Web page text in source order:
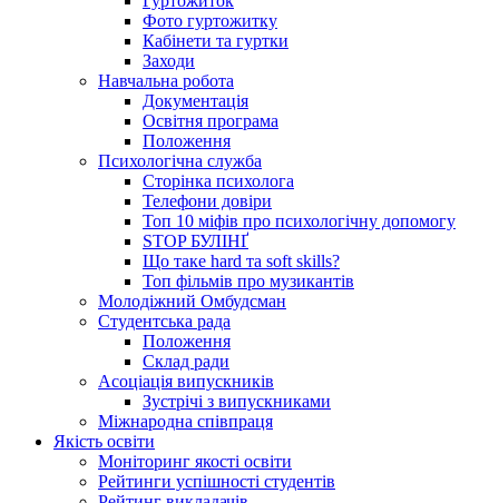
Фото гуртожитку
Кабінети та гуртки
Заходи
Навчальна робота
Документація
Освітня програма
Положення
Психологічна служба
Сторінка психолога
Телефони довіри
Топ 10 міфів про психологічну допомогу
STOP БУЛІНҐ
Що таке hard та soft skills?
Топ фільмів про музикантів
Молодіжний Омбудсман
Студентська рада
Положення
Склад ради
Асоціація випускників
Зустрічі з випускниками
Міжнародна співпраця
Якість освіти
Моніторинг якості освіти
Рейтинги успішності студентів